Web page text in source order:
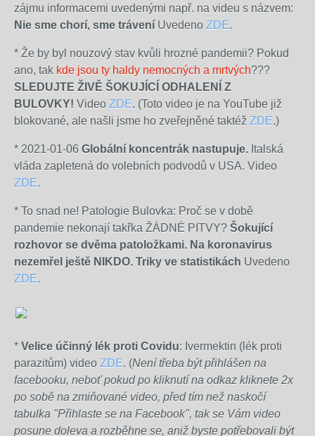
zájmu informacemi uvedenými např. na videu s názvem:
Nie sme chorí, sme trávení Uvedeno ZDE.
* Že by byl nouzový stav kvůli hrozné pandemii? Pokud
ano, tak kde jsou ty haldy nemocných a mrtvých???
SLEDUJTE ŽIVĚ ŠOKUJÍCÍ ODHALENÍ Z
BULOVKY! Video ZDE. (Toto video je na YouTube již
blokované, ale našli jsme ho zveřejněné taktéž ZDE.)
* 2021-01-06 Globální koncentrák nastupuje. Italská
vláda zapletená do volebních podvodů v USA. Video
ZDE.
* To snad ne! Patologie Bulovka: Proč se v době
pandemie nekonají takřka ŽÁDNÉ PITVY? Šokující
rozhovor se dvěma patoložkami. Na koronavirus
nezemřel ještě NIKDO. Triky ve statistikách Uvedeno
ZDE.
* Velice účinný lék proti Covidu: Ivermektin (lék proti
parazitům) video ZDE. (Není třeba být přihlášen na
facebooku, neboť pokud po kliknutí na odkaz kliknete 2x
po sobě na zmiňované video, před tím než naskočí
tabulka "Přihlaste se na Facebook", tak se Vám video
posune doleva a rozběhne se, aniž byste potřebovali být